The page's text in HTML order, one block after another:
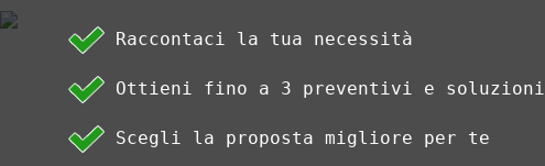
Raccontaci la tua necessità
Ottieni fino a 3 preventivi e soluzioni
Scegli la proposta migliore per te